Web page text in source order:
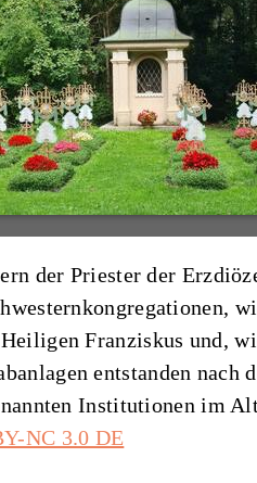
der Priester der
Franziskus und,
entstanden nach
Institutionen im
NC 3.0 DE